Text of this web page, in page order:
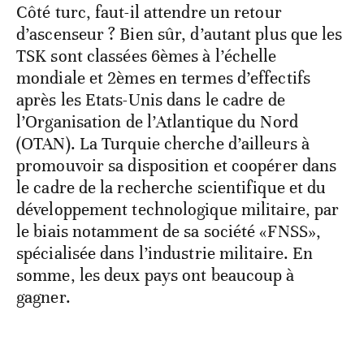
Côté turc, faut-il attendre un retour
d’ascenseur ? Bien sûr, d’autant plus que les
TSK sont classées 6èmes à l’échelle
mondiale et 2èmes en termes d’effectifs
après les Etats-Unis dans le cadre de
l’Organisation de l’Atlantique du Nord
(OTAN). La Turquie cherche d’ailleurs à
promouvoir sa disposition et coopérer dans
le cadre de la recherche scientifique et du
développement technologique militaire, par
le biais notamment de sa société «FNSS»,
spécialisée dans l’industrie militaire. En
somme, les deux pays ont beaucoup à
gagner.